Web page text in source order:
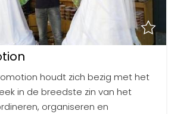
houdt zich bezig met het
in de breedste zin van het
organiseren en